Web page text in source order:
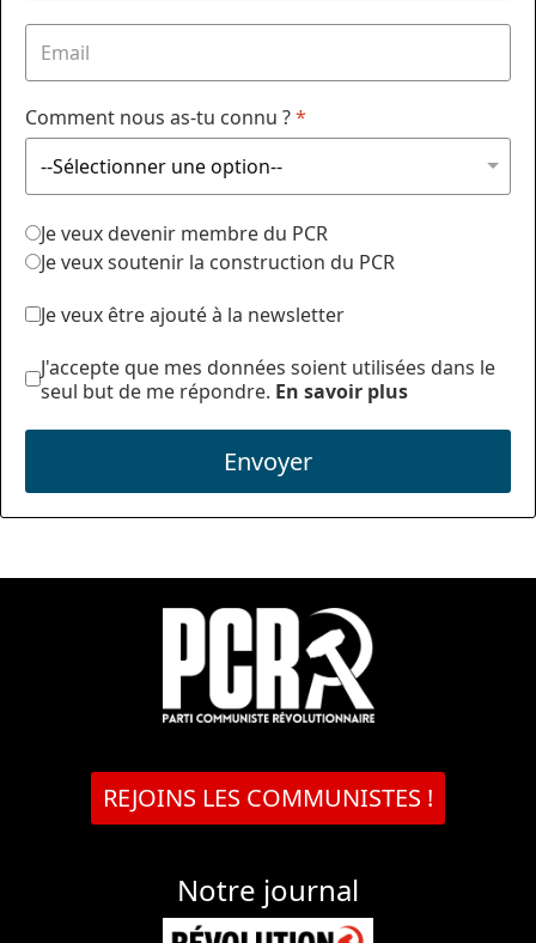
Comment nous as-tu connu ?*
Je veux devenir membre du PCR
Je veux soutenir la construction du PCR
Je veux être ajouté à la newsletter
J'accepte que mes données soient utilisées dans le
seul but de me répondre. En savoir plus
Envoyer
REJOINS LES COMMUNISTES !
Notre journal